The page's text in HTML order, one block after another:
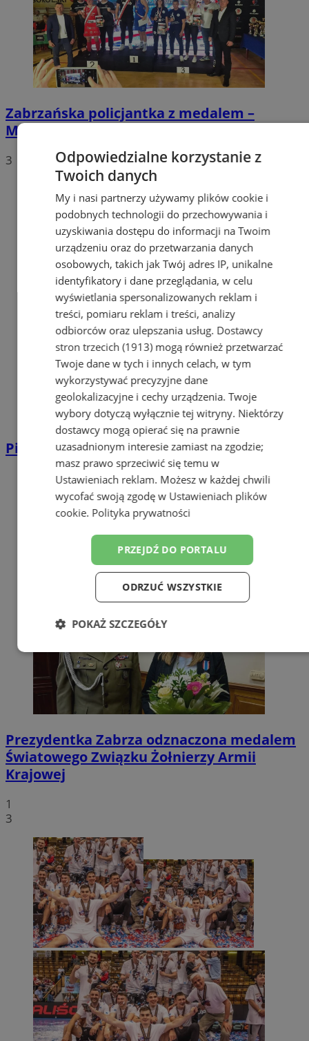
Zabrzańska policjantka z medalem –
Małgorzata Pępek zdobyła srebro w boksie
3
Piłkarze ręczni Górnika walczą o brąz!
Prezydentka Zabrza odznaczona medalem
Światowego Związku Żołnierzy Armii
Krajowej
1
3
Odpowiedzialne korzystanie z
Twoich danych
My i nasi partnerzy używamy plików cookie i
podobnych technologii do przechowywania i
uzyskiwania dostępu do informacji na Twoim
urządzeniu oraz do przetwarzania danych
osobowych, takich jak Twój adres IP, unikalne
identyfikatory i dane przeglądania, w celu
wyświetlania spersonalizowanych reklam i
treści, pomiaru reklam i treści, analizy
odbiorców oraz ulepszania usług. Dostawcy
stron trzecich (1913)mogą również przetwarzać
Twoje dane w tych i innych celach, w tym
wykorzystywać precyzyjne dane
geolokalizacyjne i cechy urządzenia. Twoje
wybory dotyczą wyłącznie tej witryny. Niektórzy
dostawcy mogą opierać się na prawnie
uzasadnionym interesie zamiast na zgodzie;
masz prawo sprzeciwić się temu w
Ustawieniach reklam. Możesz w każdej chwili
wycofać swoją zgodę w Ustawieniach plików
cookie. Polityka prywatności
PRZEJDŹ DO PORTALU
ODRZUĆ WSZYSTKIE
POKAŻ SZCZEGÓŁY
Niezbędne Wydajność Targetowanie
Funkcjonalność Niesklasyfikowane
Niezbędne pliki cookie umożliwiają korzystanie z
podstawowych funkcji strony internetowej, takich jak
logowanie użytkownika i zarządzanie kontem. Bez
niezbędnych plików cookie nie można prawidłowo
korzystać ze strony internetowej.
Nazwa
Provider/
Domena
przechowywania
SessID
zabrze.com.pl
QeSessID zabrze.com.pl